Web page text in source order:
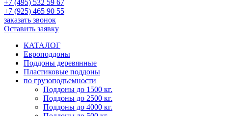
+7 (495) 532 59 67
+7 (925) 465 90 55
заказать звонок
Оставить заявку
КАТАЛОГ
Европоддоны
Поддоны деревянные
Пластиковые поддоны
по грузоподъемности
Поддоны до 1500 кг.
Поддоны до 2500 кг.
Поддоны до 4000 кг.